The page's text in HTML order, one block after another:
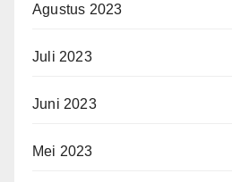
Agustus 2023
Juli 2023
Juni 2023
Mei 2023